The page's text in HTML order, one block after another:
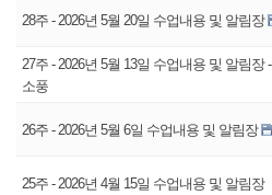
28주 - 2026년 5월 20일 수업내용 및 알림장
27주 - 2026년 5월 13일 수업내용 및 알림장 -
소풍
26주 - 2026년 5월 6일 수업내용 및 알림장
25주 - 2026년 4월 15일 수업내용 및 알림장